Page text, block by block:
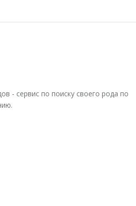
- сервис по поиску своего рода по